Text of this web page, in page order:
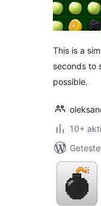
This is a
seconds to
possible.
10+